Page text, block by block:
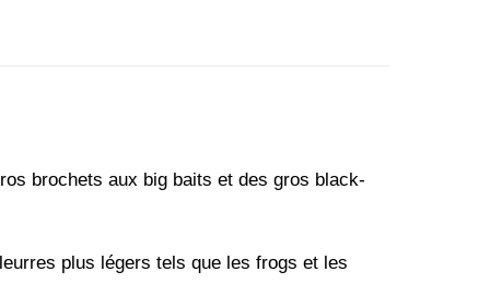
brochets aux big baits et des gros black-
plus légers tels que les frogs et les